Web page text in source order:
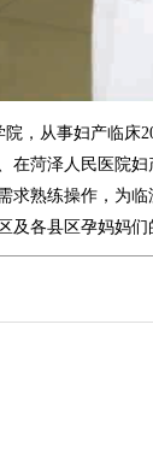
院，从事妇产临床
在菏泽人民医院
求熟练操作，为
及各县区孕妈妈们